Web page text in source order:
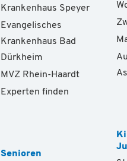
Krankenhaus Speyer
Evangelisches
Krankenhaus Bad
Dürkheim
MVZ Rhein-Haardt
Experten finden
Senioren